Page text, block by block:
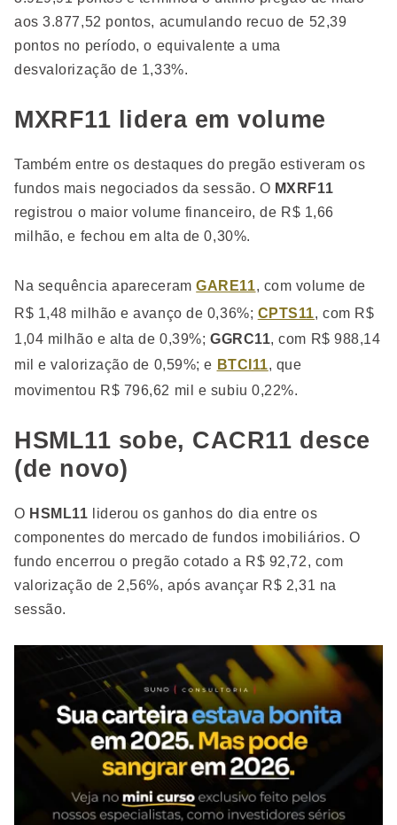
aos 3.877,52 pontos, acumulando recuo de 52,39
pontos no período, o equivalente a uma
desvalorização de 1,33%.
MXRF11 lidera em volume
Também entre os destaques do pregão estiveram os
fundos mais negociados da sessão. O MXRF11
registrou o maior volume financeiro, de R$ 1,66
milhão, e fechou em alta de 0,30%.
Na sequência apareceramGARE11, com volume de
R$ 1,48 milhão e avanço de 0,36%; CPTS11, com R$
1,04 milhão e alta de 0,39%; GGRC11, com R$ 988,14
mil e valorização de 0,59%; e BTCI11, que
movimentou R$ 796,62 mil e subiu 0,22%.
HSML11 sobe, CACR11 desce
(de novo)
O HSML11
liderou os ganhos do dia entre os
componentes do mercado de fundos imobiliários. O
fundo encerrou o pregão cotado a R$ 92,72, com
valorização de 2,56%, após avançar R$ 2,31 na
sessão.